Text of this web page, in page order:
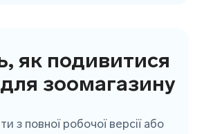
як подивитися
зоомагазину
з повної робочої версії або